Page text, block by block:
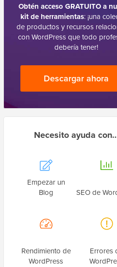
Obtén acceso GRATUITO a
kit de herramientas: ¡una
de productos y recursos
con WordPress que todo
debería tener!
Descargar ahora
Necesito ayuda
Empezar un
Blog
SEO de
Rendimiento de
WordPress
Errores